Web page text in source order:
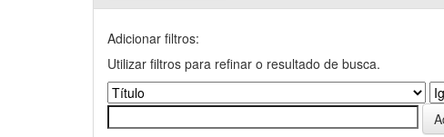
Adicionar filtros:
Utilizar filtros para refinar o resultado de busca.